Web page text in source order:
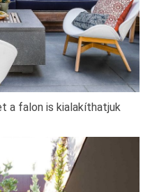
a falon is kialakíthatjuk